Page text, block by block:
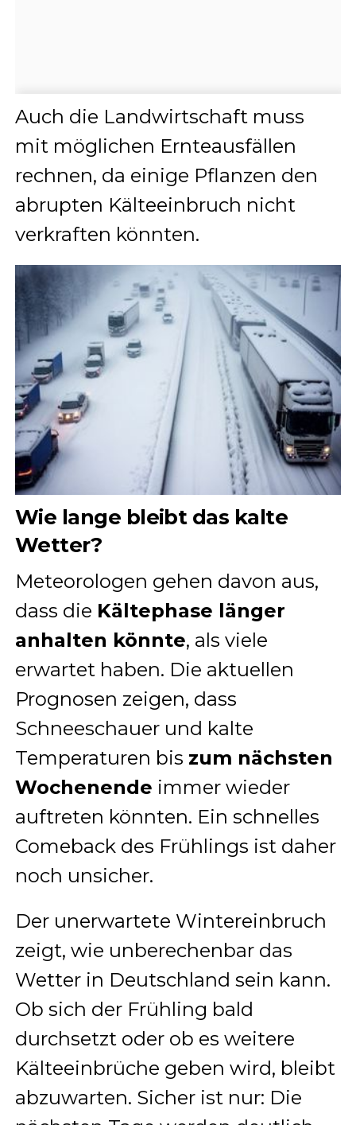
Auch die Landwirtschaft muss
mit möglichen Ernteausfällen
rechnen, da einige Pflanzen den
abrupten Kälteeinbruch nicht
verkraften könnten.
Wie lange bleibt das kalte
Wetter?
Meteorologen gehen davon aus,
dass die Kältephase länger
anhalten könnte, als viele
erwartet haben. Die aktuellen
Prognosen zeigen, dass
Schneeschauer und kalte
Temperaturen bis zum nächsten
Wochenende immer wieder
auftreten könnten. Ein schnelles
Comeback des Frühlings ist daher
noch unsicher.
Der unerwartete Wintereinbruch
zeigt, wie unberechenbar das
Wetter in Deutschland sein kann.
Ob sich der Frühling bald
durchsetzt oder ob es weitere
Kälteeinbrüche geben wird, bleibt
abzuwarten. Sicher ist nur: Die